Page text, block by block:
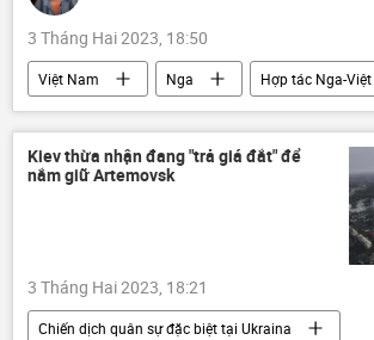
3 Tháng Hai 2023, 18:50
Việt Nam Nga
Hợp tác Nga-Việt
Liên Xô
Đảng Cộng sản Việt Nam
Chính trị
Tác giả
Quan điểm-Ý kiến
Kiev thừa nhận đang "trả giá đắt" để
nắm giữ Artemovsk
3 Tháng Hai 2023, 18:21
Chiến dịch quân sự đặc biệt tại Ukraina